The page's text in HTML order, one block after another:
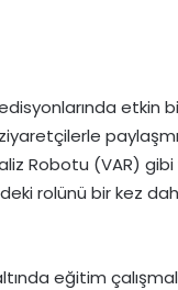
etkin
Robotu (VAR)
rolünü bir kez
eğitim